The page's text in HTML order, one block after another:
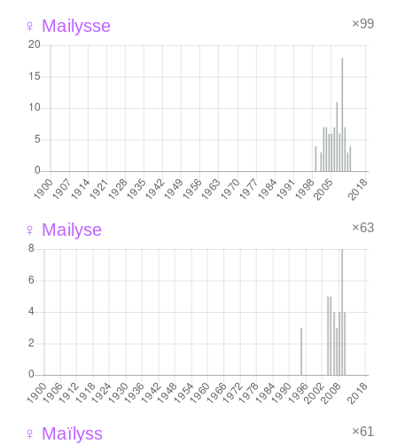
♀ Mailysse ×99
♀ Mailyse ×63
♀ Maïlyss ×61